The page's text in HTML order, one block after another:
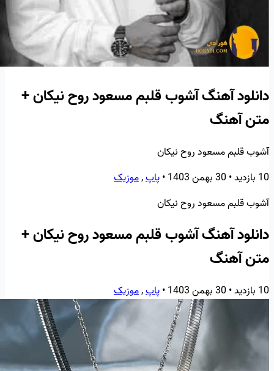
دانلود آهنگ آشوب قلبم مسعود روح نیکان +
متن آهنگ
آشوب قلبم مسعود روح نیکان
10 بازدید
• 30 بهمن 1403 •پاپ,موزیک
آشوب قلبم مسعود روح نیکان
دانلود آهنگ آشوب قلبم مسعود روح نیکان +
متن آهنگ
10 بازدید • 30 بهمن 1403 •پاپ,موزیک